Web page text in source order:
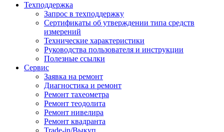
Техподдержка
Запрос в техподдержку
Сертификаты об утверждении типа средств
измерений
Технические характеристики
Руководства пользователя и инструкции
Полезные ссылки
Сервис
Заявка на ремонт
Диагностика и ремонт
Ремонт тахеометра
Ремонт теодолита
Ремонт нивелира
Ремонт квадранта
Trade-in/Выкуп